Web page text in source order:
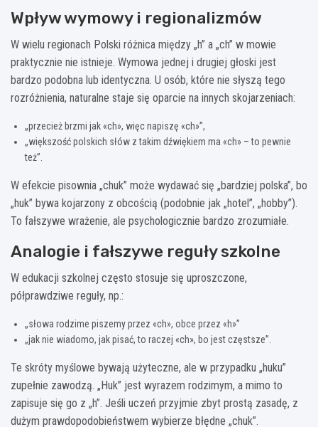
Wpływ wymowy i regionalizmów
W wielu regionach Polski różnica między „h” a „ch” w mowie
praktycznie nie istnieje. Wymowa jednej i drugiej głoski jest
bardzo podobna lub identyczna. U osób, które nie słyszą tego
rozróżnienia, naturalne staje się oparcie na innych skojarzeniach:
„przecież brzmi jak «ch», więc napiszę «ch»”,
„większość polskich słów z takim dźwiękiem ma «ch» – to pewnie
też”.
W efekcie pisownia „chuk” może wydawać się „bardziej polska”, bo
„huk” bywa kojarzony z obcością (podobnie jak „hotel”, „hobby”).
To fałszywe wrażenie, ale psychologicznie bardzo zrozumiałe.
Analogie i fałszywe reguły szkolne
W edukacji szkolnej często stosuje się uproszczone,
półprawdziwe reguły, np.:
„słowa rodzime piszemy przez «ch», obce przez «h»”
„jak nie wiadomo, jak pisać, to raczej «ch», bo jest częstsze”.
Te skróty myślowe bywają użyteczne, ale w przypadku „huku”
zupełnie zawodzą. „Huk” jest wyrazem rodzimym, a mimo to
zapisuje się go z „h”. Jeśli uczeń przyjmie zbyt prostą zasadę, z
dużym prawdopodobieństwem wybierze błędne „chuk”.